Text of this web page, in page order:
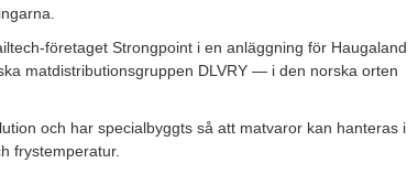
företaget Strongpoint i en anläggning för Haugaland
matdistributionsgruppen DLVRY — i den norska orten
och har specialbyggts så att matvaror kan hanteras i
frystemperatur.